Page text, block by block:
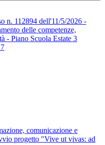
n. 112894 dell'11/5/2026 -
delle competenze,
- Piano Scuola Estate 3
comunicazione e
progetto "Vive ut vivas: ad